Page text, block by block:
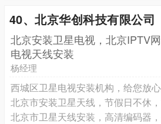
40、北京华创科技有限公司
北京安装卫星电视，北京IPTV
电视天线安装
杨经理
西城区卫星电视安装机构，给您放
北京市安装卫星天线，节假日不休
北京市卫星天线安装，高清编码器